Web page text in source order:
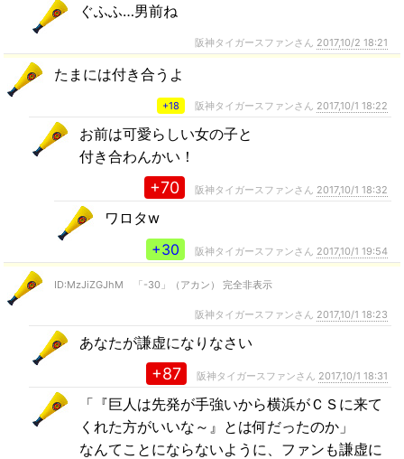
ぐふふ…男前ね
阪神タイガースファンさん 2017,10/2 18:21
たまには付き合うよ
+18 阪神タイガースファンさん 2017,10/1 18:22
お前は可愛らしい女の子と
付き合わんかい！
+70 阪神タイガースファンさん 2017,10/1 18:32
ワロタw
+30
阪神タイガースファンさん 2017,10/1 19:54
ID:MzJiZGJhM 「-30」（アカン） 完全非表示
阪神タイガースファンさん 2017,10/1 18:23
あなたが謙虚になりなさい
+87 阪神タイガースファンさん 2017,10/1 18:31
「『巨人は先発が手強いから横浜がＣＳに来て
くれた方がいいな～』とは何だったのか」
なんてことにならないように、ファンも謙虚に